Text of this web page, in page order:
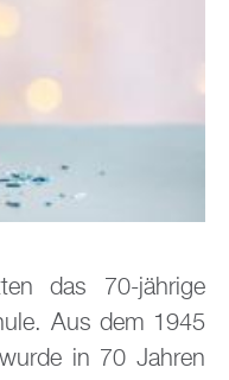
das 70-jährige
Aus dem 1945
in 70 Jahren